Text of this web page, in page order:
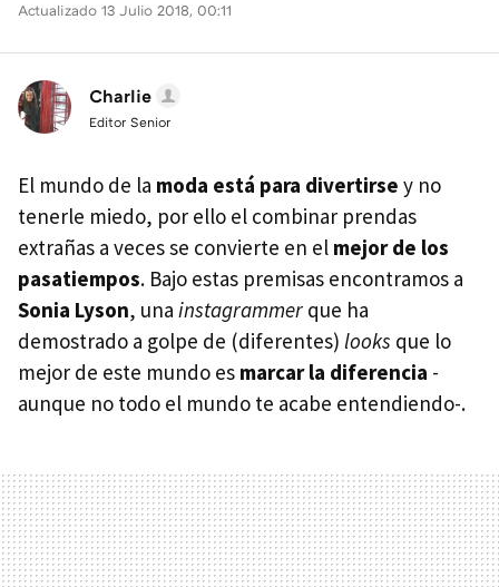
Actualizado 13 Julio 2018, 00:11
Charlie
Editor Senior
El mundo de la moda está para divertirse y no
tenerle miedo, por ello el combinar prendas
extrañas a veces se convierte en el mejor de los
pasatiempos. Bajo estas premisas encontramos a
Sonia Lyson, una instagrammer que ha
demostrado a golpe de (diferentes) looks que lo
mejor de este mundo es marcar la diferencia -
aunque no todo el mundo te acabe entendiendo-.